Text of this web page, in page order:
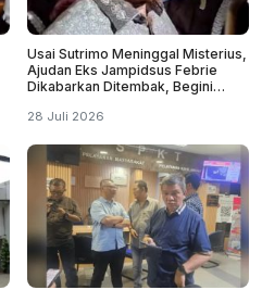
Usai Sutrimo Meninggal Misterius,
Ajudan Eks Jampidsus Febrie
Dikabarkan Ditembak, Begini
28 Juli 2026